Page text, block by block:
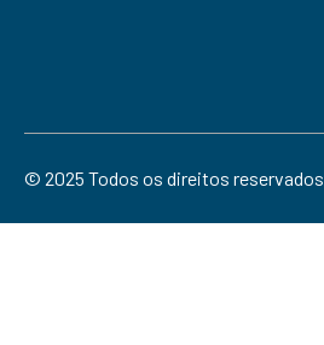
© 2025 Todos os direitos reservados